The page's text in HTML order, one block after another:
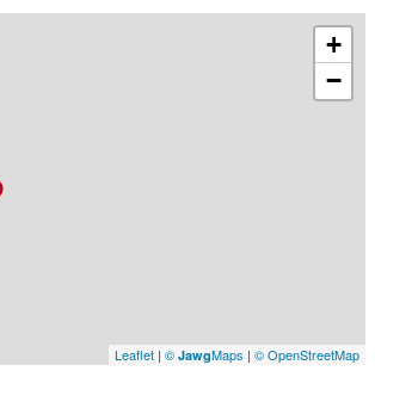
+
−
Leaflet | © JawgMaps | © OpenStreetMap